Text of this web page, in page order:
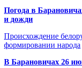
Погода в
и дожди
Происхождение
формировании народа
В Барановичах 26